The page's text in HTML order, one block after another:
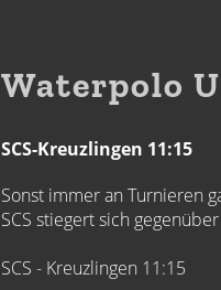
Waterpolo
SCS-Kreuzlingen 11:15
Sonst immer an Turnieren
SCS stiegert sich
SCS - Kreuzlingen 11:15